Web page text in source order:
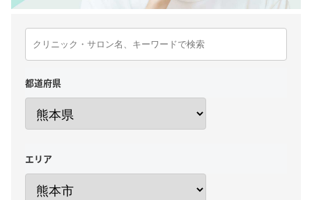
都道府県
エリア